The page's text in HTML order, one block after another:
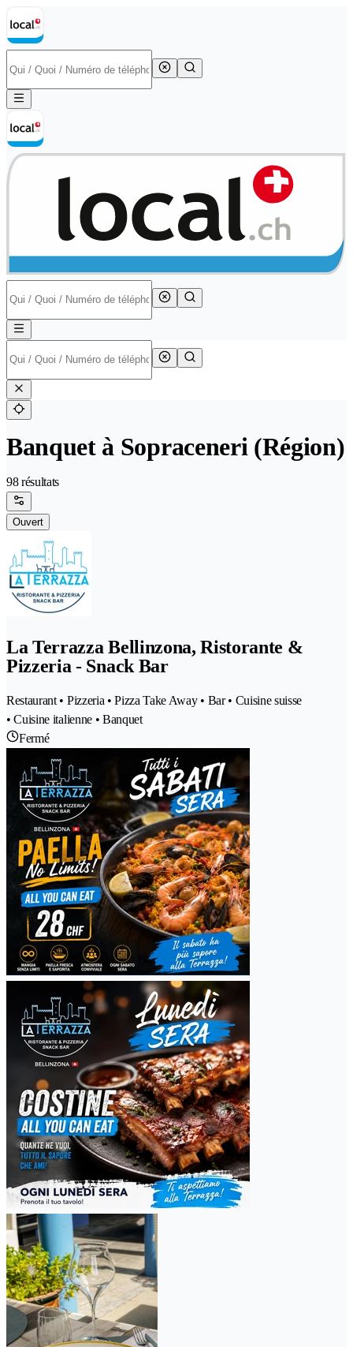
Banquet à Sopraceneri (Région)
98 résultats
Ouvert
La Terrazza Bellinzona, Ristorante &
Pizzeria - Snack Bar
Restaurant • Pizzeria • Pizza Take Away • Bar • Cuisine suisse
• Cuisine italienne • Banquet
Fermé